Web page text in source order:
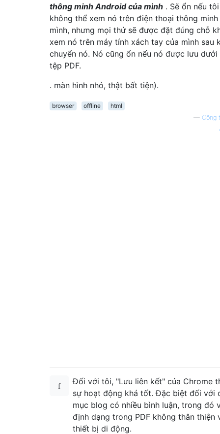
thông minh Android của mình . Sẽ ổn nếu tôi
không thể xem nó trên điện thoại thông minh
mình, nhưng mọi thứ sẽ được đặt đúng chỗ
xem nó trên máy tính xách tay của mình sau
chuyển nó. Nó cũng ổn nếu nó được lưu dưới
tệp PDF.
. màn hình nhỏ, thật bất tiện).
browser offline
html
— Công
Đối với tôi, "Lưu liên kết" của Chrome
sự hoạt động khá tốt. Đặc biệt đối với
mục blog có nhiều bình luận, trong đó
định dạng trong PDF không thân thiện
thiết bị di động.